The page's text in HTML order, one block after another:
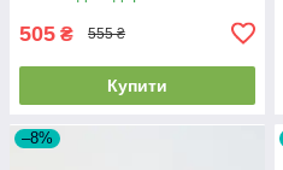
505 ₴ 555 ₴
Купити
–8%